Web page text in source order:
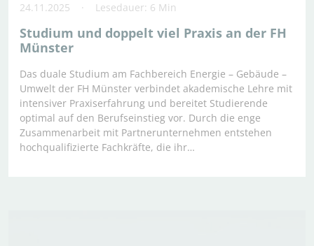
24.11.2025 Lesedauer: 6 Min
Studium und doppelt viel Praxis an der FH
Münster
Das duale Studium am Fachbereich Energie – Gebäude –
Umwelt der FH Münster verbindet akademische Lehre mit
intensiver Praxiserfahrung und bereitet Studierende
optimal auf den Berufseinstieg vor. Durch die enge
Zusammenarbeit mit Partnerunternehmen entstehen
hochqualifizierte Fachkräfte, die ihr…